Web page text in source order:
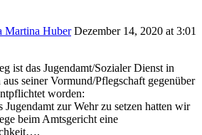
Martina Huber Dezember 14, 2020 at 3:01
ist das Jugendamt/Sozialer Dienst in
seiner Vormund/Pflegschaft gegenüber
worden:
Jugendamt zur Wehr zu setzen hatten wir
beim Amtsgericht eine